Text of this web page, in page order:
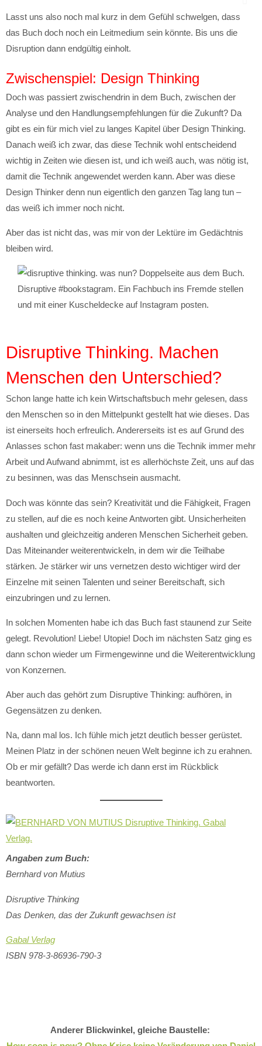
Lasst uns also noch mal kurz in dem Gefühl schwelgen, dass
das Buch doch noch ein Leitmedium sein könnte. Bis uns die
Disruption dann endgültig einholt.
Zwischenspiel: Design Thinking
Doch was passiert zwischendrin in dem Buch, zwischen der
Analyse und den Handlungsempfehlungen für die Zukunft? Da
gibt es ein für mich viel zu langes Kapitel über Design Thinking.
Danach weiß ich zwar, das diese Technik wohl entscheidend
wichtig in Zeiten wie diesen ist, und ich weiß auch, was nötig ist,
damit die Technik angewendet werden kann. Aber was diese
Design Thinker denn nun eigentlich den ganzen Tag lang tun –
das weiß ich immer noch nicht.
Aber das ist nicht das, was mir von der Lektüre im Gedächtnis
bleiben wird.
Disruptive #bookstagram. Ein Fachbuch ins Fremde stellen
und mit einer Kuscheldecke auf Instagram posten.
Disruptive Thinking. Machen
Menschen den Unterschied?
Schon lange hatte ich kein Wirtschaftsbuch mehr gelesen, dass
den Menschen so in den Mittelpunkt gestellt hat wie dieses. Das
ist einerseits hoch erfreulich. Andererseits ist es auf Grund des
Anlasses schon fast makaber: wenn uns die Technik immer mehr
Arbeit und Aufwand abnimmt, ist es allerhöchste Zeit, uns auf das
zu besinnen, was das Menschsein ausmacht.
Doch was könnte das sein? Kreativität und die Fähigkeit, Fragen
zu stellen, auf die es noch keine Antworten gibt. Unsicherheiten
aushalten und gleichzeitig anderen Menschen Sicherheit geben.
Das Miteinander weiterentwickeln, in dem wir die Teilhabe
stärken. Je stärker wir uns vernetzen desto wichtiger wird der
Einzelne mit seinen Talenten und seiner Bereitschaft, sich
einzubringen und zu lernen.
In solchen Momenten habe ich das Buch fast staunend zur Seite
gelegt. Revolution! Liebe! Utopie! Doch im nächsten Satz ging es
dann schon wieder um Firmengewinne und die Weiterentwicklung
von Konzernen.
Aber auch das gehört zum Disruptive Thinking: aufhören, in
Gegensätzen zu denken.
Na, dann mal los. Ich fühle mich jetzt deutlich besser gerüstet.
Meinen Platz in der schönen neuen Welt beginne ich zu erahnen.
Ob er mir gefällt? Das werde ich dann erst im Rückblick
beantworten.
Angaben zum Buch:
Bernhard von Mutius
Disruptive Thinking
Das Denken, das der Zukunft gewachsen ist
Gabal Verlag
ISBN 978-3-86936-790-3
Anderer Blickwinkel, gleiche Baustelle: